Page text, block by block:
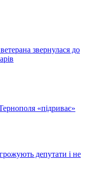
звернулася до
«підриває»
депутати і не